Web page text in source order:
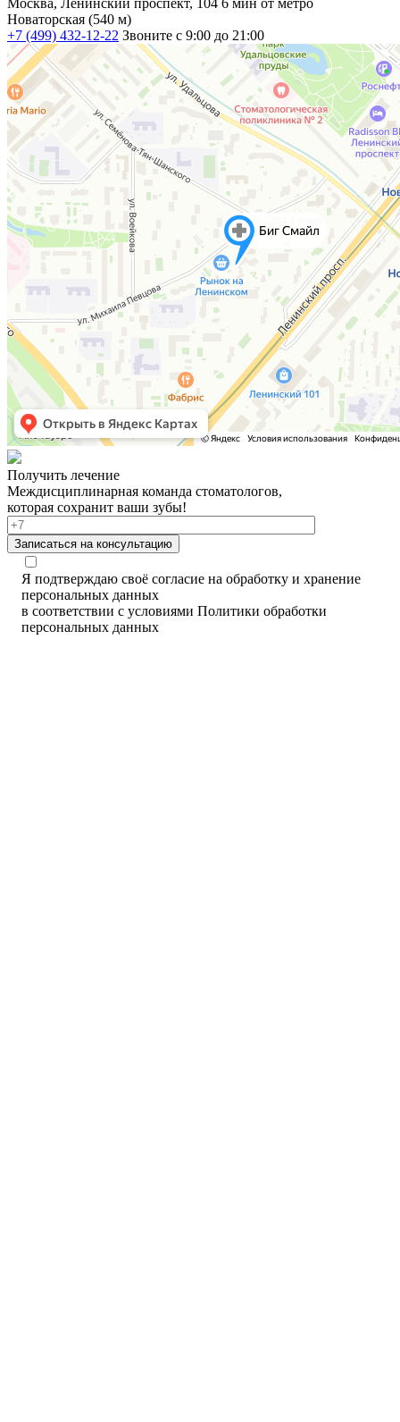
Москва, Ленинский проспект, 104 6 мин от метро
Новаторская (540 м)
+7 (499) 432-12-22 Звоните с 9:00 до 21:00
Получить лечение
Междисциплинарная команда стоматологов,
которая сохранит ваши зубы!
Записаться на консультацию
Я подтверждаю своё согласие на обработку и хранение
персональных данных
в соответствии с условиями Политики обработки
персональных данных